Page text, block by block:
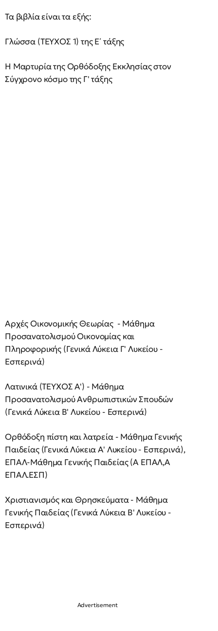
Τα βιβλία είναι τα εξής:
Γλώσσα (ΤΕΥΧΟΣ 1) της Ε΄ τάξης
Η Μαρτυρία της Ορθόδοξης Εκκλησίας στον
Σύγχρονο κόσμο της Γ' τάξης
Αρχές Οικονομικής Θεωρίας - Μάθημα
Προσανατολισμού Οικονομίας και
Πληροφορικής (Γενικά Λύκεια Γ' Λυκείου -
Εσπερινά)
Λατινικά (ΤΕΥΧΟΣ Α') - Μάθημα
Προσανατολισμού Ανθρωπιστικών Σπουδών
(Γενικά Λύκεια Β' Λυκείου - Εσπερινά)
Ορθόδοξη πίστη και λατρεία - Μάθημα Γενικής
Παιδείας (Γενικά Λύκεια Α' Λυκείου - Εσπερινά),
ΕΠΑΛ-Μάθημα Γενικής Παιδείας (Α ΕΠΑΛ,Α
ΕΠΑΛ.ΕΣΠ)
Χριστιανισμός και Θρησκεύματα - Μάθημα
Γενικής Παιδείας (Γενικά Λύκεια Β' Λυκείου -
Εσπερινά)